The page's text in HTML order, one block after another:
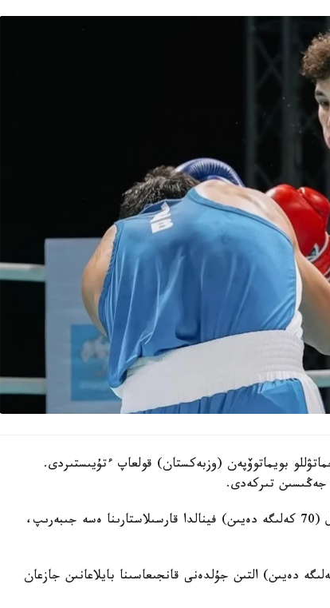
سالماقتا راحماتۋللو بويماتوۆپەن (وزبەكستان) قولعاپ ءتۇيىستىردى.
جەڭىسىن تىركەدى.
ال يليا كالينين (65 كەلىگە دەيىن) جانە نۇربەك مۇرسال (70 كەلىگە دەيىن) فينالدا قارسىلاستارىنا ەسە جىبەرىپ،
كەتەيىك، بۇعان دەيىن نۇريسلام قالدىبايەۆ (60 كەلىگە دەيىن) التىن جۇلدەنى قانجىعاسىنا بايلاعانىن جازعان